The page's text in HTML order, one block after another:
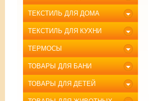
ТЕКСТИЛЬ ДЛЯ ДОМА
ТЕКСТИЛЬ ДЛЯ КУХНИ
ТЕРМОСЫ
ТОВАРЫ ДЛЯ БАНИ
ТОВАРЫ ДЛЯ ДЕТЕЙ